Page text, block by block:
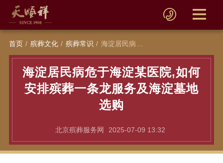
首页 殡葬文化 殡葬常识 海淀居民病危于海淀某医院,如何安排殡葬一条龙服务及海淀墓地选购
海淀居民病危于海淀某医院,如何
安排殡葬一条龙服务及海淀墓地
选购
北京殡葬服务网 2025-07-09 13:32